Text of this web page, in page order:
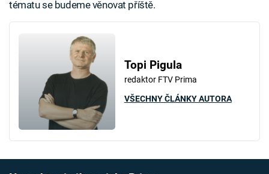
tématu se budeme věnovat příště.
Topi Pigula
redaktor FTV Prima
VŠECHNY ČLÁNKY AUTORA